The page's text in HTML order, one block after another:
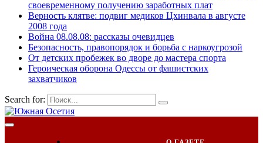
своевременному получению заработных плат
Верность клятве: подвиг медиков Цхинвала в августе
2008 года
Война 08.08.08: рассказы очевидцев
Безопасность, правопорядок и борьба с наркоугрозой
От детских пробежек во дворе до мастера спорта
Героическая оборона Одессы от фашистских
захватчиков
Search for: